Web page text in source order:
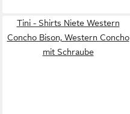
Tini - Shirts Niete Western
Concho Bison, Western Concho
mit Schraube